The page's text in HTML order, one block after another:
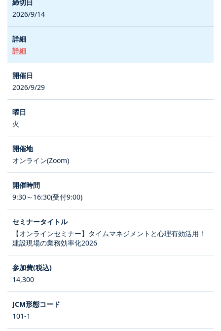
2026/9/14
詳細
2026/9/29
火
オンライン(Zoom)
9:30～16:30(受付9:00)
【オンラインセミナー】タイムマネジメントと心理有効活用！
建設現場の業務効率化2026
14,300
101-1